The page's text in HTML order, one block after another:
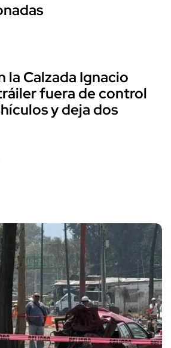
la Calzada Ignacio
fuera de control
y deja dos